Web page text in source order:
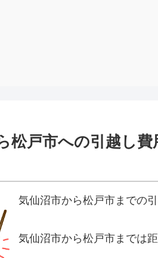
松戸市への引越し
気仙沼市から松戸市までの
気仙沼市から松戸市までは